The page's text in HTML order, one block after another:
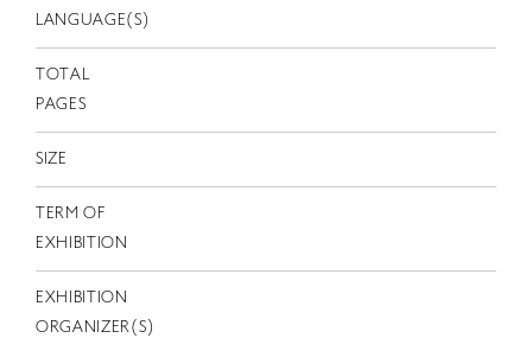
LANGUAGE(S)
TOTAL
PAGES
SIZE
TERM OF
EXHIBITION
EXHIBITION
ORGANIZER(S)